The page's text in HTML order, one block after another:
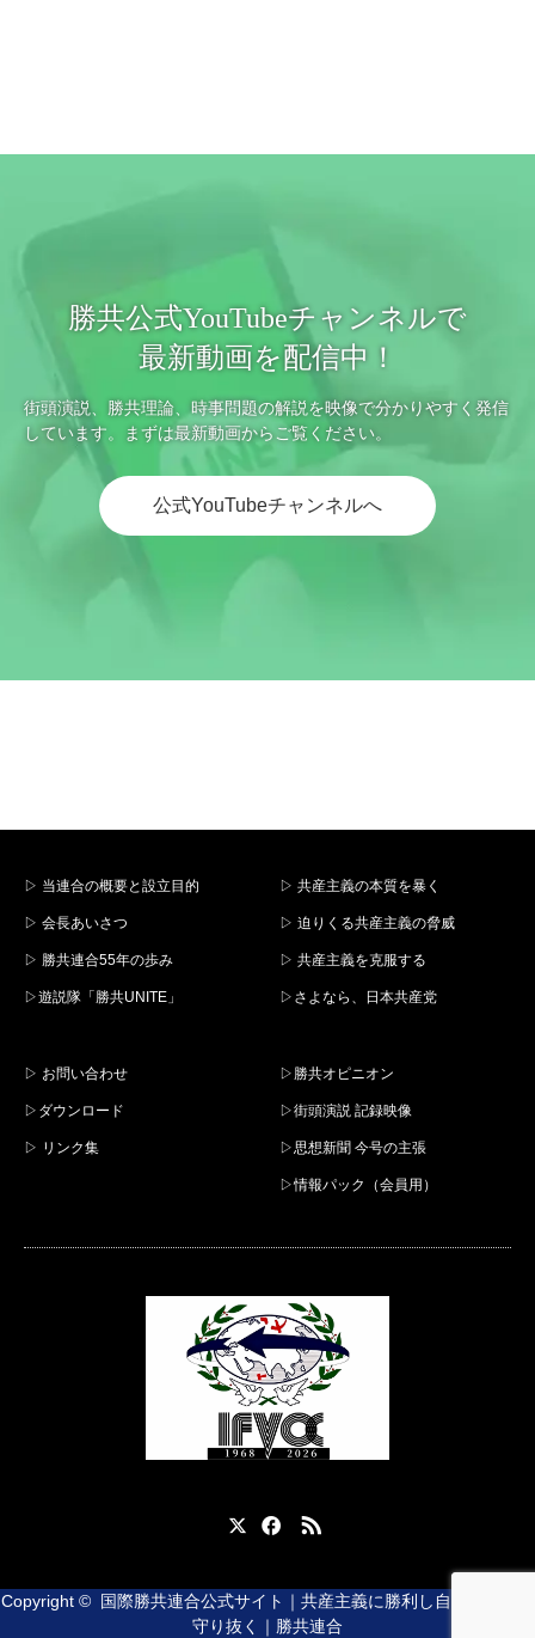
勝共公式YouTubeチャンネルで
最新動画を配信中！
街頭演説、勝共理論、時事問題の解説を映像で分かりやすく発信
しています。まずは最新動画からご覧ください。
公式YouTubeチャンネルへ
▷ 当連合の概要と設立目的
▷ 会長あいさつ
▷ 勝共連合55年の歩み
▷遊説隊「勝共UNITE」
▷ 共産主義の本質を暴く
▷ 迫りくる共産主義の脅威
▷ 共産主義を克服する
▷さよなら、日本共産党
▷ お問い合わせ
▷ダウンロード
▷ リンク集
▷勝共オピニオン
▷街頭演説 記録映像
▷思想新聞 今号の主張
▷情報パック（会員用）
Copyright ©
国際勝共連合公式サイト｜共産主義に勝利し自由と平和を
守り抜く｜勝共連合